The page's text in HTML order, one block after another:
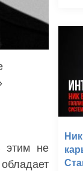
этим не